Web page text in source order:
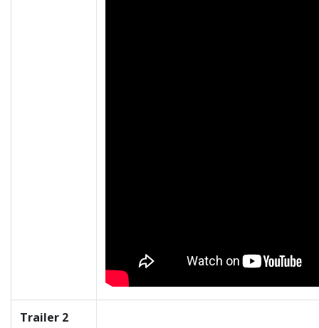
Trailer 2